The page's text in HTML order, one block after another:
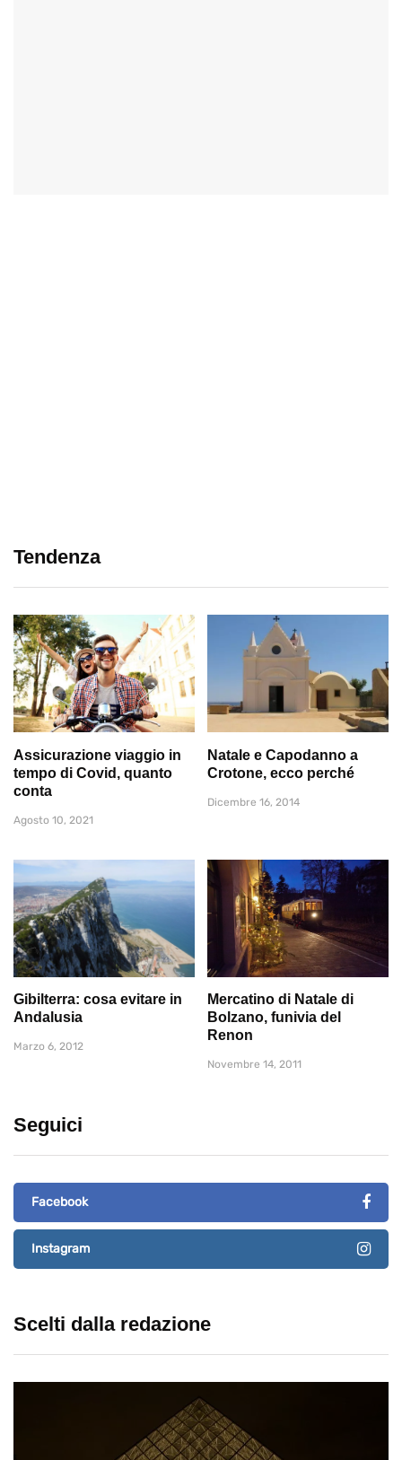
Tendenza
Assicurazione viaggio in
tempo di Covid, quanto
conta
Agosto 10, 2021
Natale e Capodanno a
Crotone, ecco perché
Dicembre 16, 2014
Gibilterra: cosa evitare in
Andalusia
Marzo 6, 2012
Mercatino di Natale di
Bolzano, funivia del
Renon
Novembre 14, 2011
Seguici
Facebook
Instagram
Scelti dalla redazione